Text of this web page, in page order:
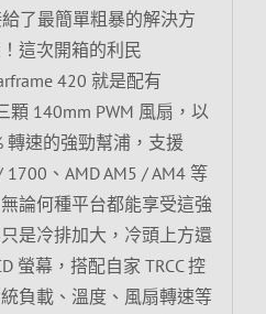
了最簡單粗暴的解決方
這次開箱的利民
420 就是配有
顆 140mm PWM 風扇，以
轉速的強勁幫浦，支援
、AMD AM5 / AM4 等
論何種平台都能享受這強
是冷排加大，冷頭上方還
螢幕，搭配自家 TRCC 控
負載、溫度、風扇轉速等